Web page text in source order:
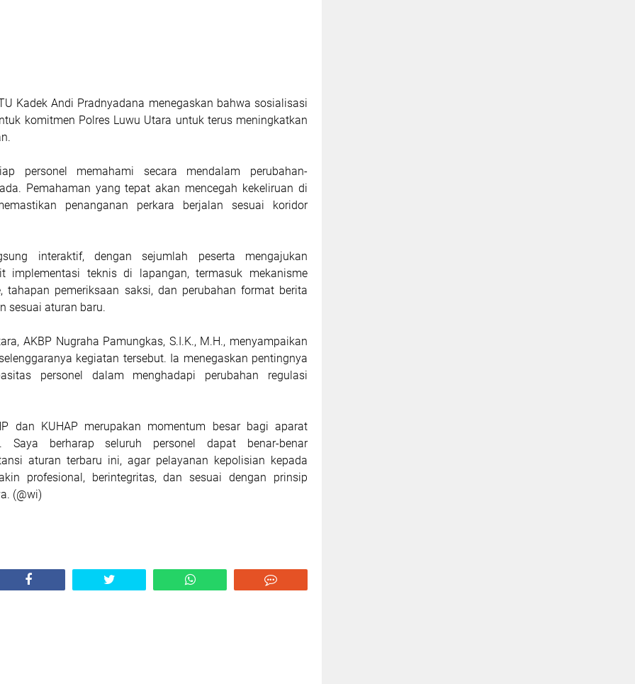
Kadek Andi Pradnyadana menegaskan bahwa sosialisasi
komitmen Polres Luwu Utara untuk terus meningkatkan
personel memahami secara mendalam perubahan-
Pemahaman yang tepat akan mencegah kekeliruan di
penanganan perkara berjalan sesuai koridor
interaktif, dengan sejumlah peserta mengajukan
implementasi teknis di lapangan, termasuk mekanisme
tahapan pemeriksaan saksi, dan perubahan format berita
sesuai aturan baru.
AKBP Nugraha Pamungkas, S.I.K., M.H., menyampaikan
kegiatan tersebut. Ia menegaskan pentingnya
personel dalam menghadapi perubahan regulasi
dan KUHAP merupakan momentum besar bagi aparat
Saya berharap seluruh personel dapat benar-benar
aturan terbaru ini, agar pelayanan kepolisian kepada
profesional, berintegritas, dan sesuai dengan prinsip
(@wi)